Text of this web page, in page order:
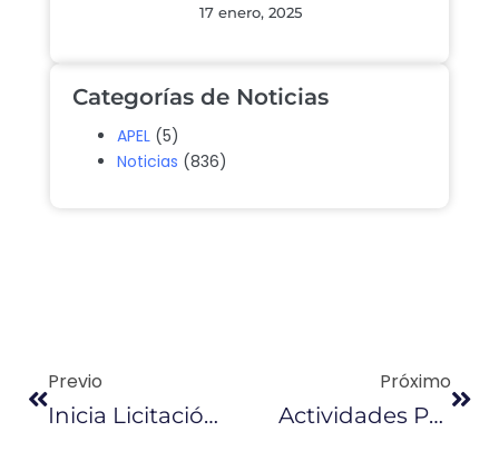
17 enero, 2025
Categorías de Noticias
APEL (5)
Noticias (836)
Previo
Inicia Licitación Internacional Para Construcción Del Puente Guayaquil – Daule
Próximo
Actividades Para Prevenir Contaminación En Océanos Se Compartirán En Quito